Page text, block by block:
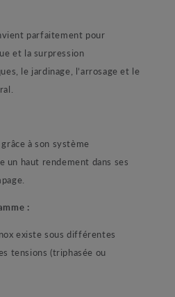
parfaitement pour
et la surpression
le jardinage, l’arrosage et le
à son système
haut rendement dans ses
:
existe sous différentes
tensions (triphasée ou